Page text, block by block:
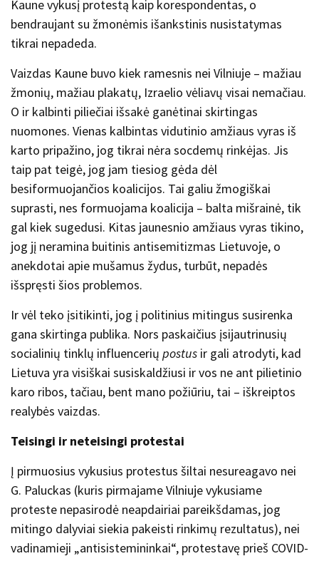
Kaune vykusį protestą kaip korespondentas, o
bendraujant su žmonėmis išankstinis nusistatymas
tikrai nepadeda.
Vaizdas Kaune buvo kiek ramesnis nei Vilniuje – mažiau
žmonių, mažiau plakatų, Izraelio vėliavų visai nemačiau.
O ir kalbinti piliečiai išsakė ganėtinai skirtingas
nuomones. Vienas kalbintas vidutinio amžiaus vyras iš
karto pripažino, jog tikrai nėra socdemų rinkėjas. Jis
taip pat teigė, jog jam tiesiog gėda dėl
besiformuojančios koalicijos. Tai galiu žmogiškai
suprasti, nes formuojama koalicija – balta mišrainė, tik
gal kiek sugedusi. Kitas jaunesnio amžiaus vyras tikino,
jog jį neramina buitinis antisemitizmas Lietuvoje, o
anekdotai apie mušamus žydus, turbūt, nepadės
išspręsti šios problemos.
Ir vėl teko įsitikinti, jog į politinius mitingus susirenka
gana skirtinga publika. Nors paskaičius įsijautrinusių
socialinių tinklų influencerių postus ir gali atrodyti, kad
Lietuva yra visiškai susiskaldžiusi ir vos ne ant pilietinio
karo ribos, tačiau, bent mano požiūriu, tai – iškreiptos
realybės vaizdas.
Teisingi ir neteisingi protestai
Į pirmuosius vykusius protestus šiltai nesureagavo nei
G. Paluckas (kuris pirmajame Vilniuje vykusiame
proteste nepasirodė neapdairiai pareikšdamas, jog
mitingo dalyviai siekia pakeisti rinkimų rezultatus), nei
vadinamieji „antisistemininkai“, protestavę prieš COVID-